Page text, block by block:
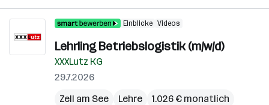
Einblicke Videos
Lehrling Betriebslogistik (m/w/d)
XXXLutz KG
29.7.2026
Zell am See
Lehre 1.026 € monatlich